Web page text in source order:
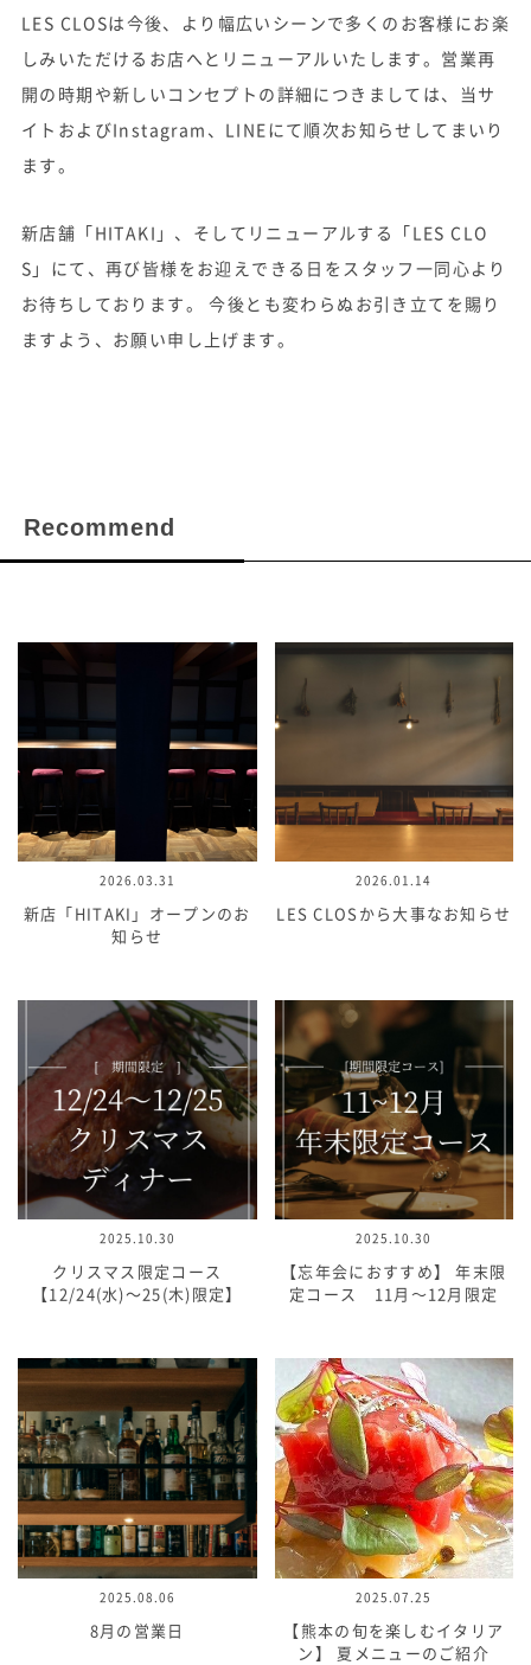
LES CLOSは今後、より幅広いシーンで多くのお客様にお楽
しみいただけるお店へとリニューアルいたします。営業再
開の時期や新しいコンセプトの詳細につきましては、当サ
イトおよびInstagram、LINEにて順次お知らせしてまいり
ます。
新店舗「HITAKI」、そしてリニューアルする「LES CLO
S」にて、再び皆様をお迎えできる日をスタッフ一同心より
お待ちしております。 今後とも変わらぬお引き立てを賜り
ますよう、お願い申し上げます。
Recommend
2026.03.31
新店「HITAKI」オープンのお
知らせ
2026.01.14
LES CLOSから大事なお知らせ
2025.10.30
クリスマス限定コース
【12/24(水)〜25(木)限定】
2025.10.30
【忘年会におすすめ】 年末限
定コース 11月～12月限定
2025.08.06
8月の営業日
2025.07.25
【熊本の旬を楽しむイタリア
ン】 夏メニューのご紹介